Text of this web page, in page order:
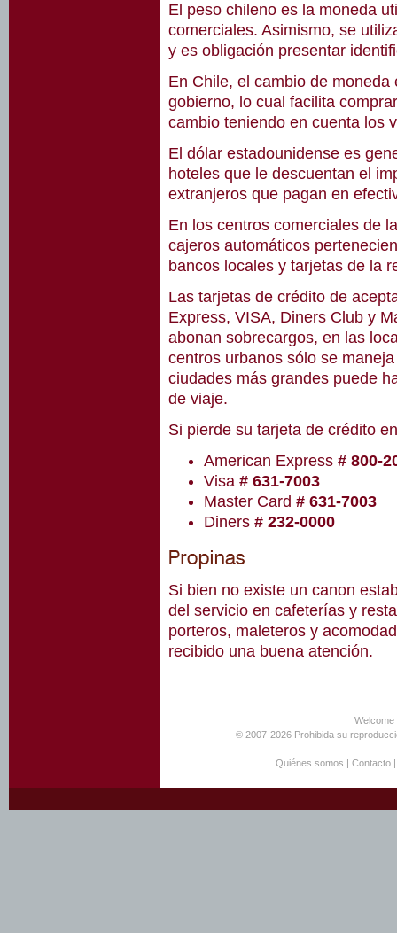
El peso chileno es la moneda
comerciales. Asimismo, se
y es obligación presentar
En Chile, el cambio de
gobierno, lo cual facilita
cambio teniendo en cuenta los
El dólar estadounidense es
hoteles que le descuentan el
extranjeros que pagan en
En los centros comerciales de
cajeros automáticos
bancos locales y tarjetas de la
Las tarjetas de crédito de
Express, VISA, Diners Club y
abonan sobrecargos, en las
centros urbanos sólo se
ciudades más grandes puede
de viaje.
Si pierde su tarjeta de crédito
American Express # 800-
Visa # 631-7003
Master Card # 631-7003
Diners # 232-0000
Si bien no existe un canon
del servicio en cafeterías y
porteros, maleteros y
recibido una buena atención.
Welcome
© 2007-2026 Prohibida su
Quiénes somos | Contacto